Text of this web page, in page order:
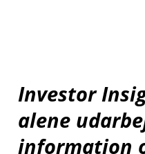
Investor
alene
information